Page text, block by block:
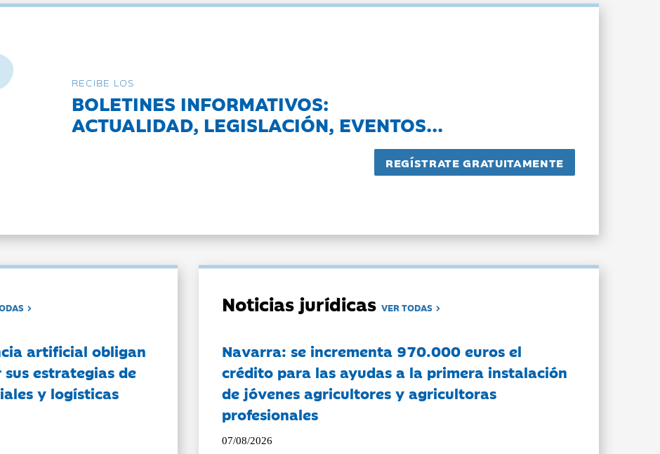
RECIBE LOS
BOLETINES INFORMATIVOS:
ACTUALIDAD, LEGISLACIÓN, EVENTOS...
artificial obligan
estrategias de
y logísticas
Noticias jurídicasVER TODAS
Navarra: se incrementa 970.000 euros el
crédito para las ayudas a la primera instalación
de jóvenes agricultores y agricultoras
profesionales
07/08/2026